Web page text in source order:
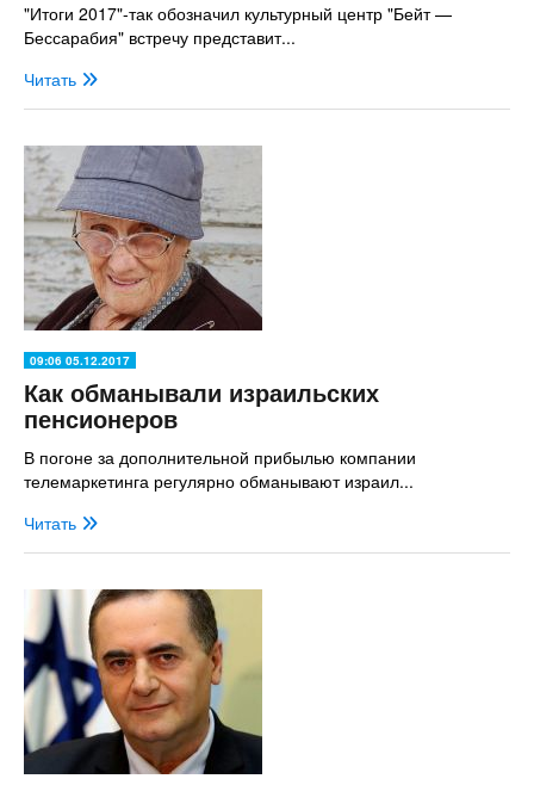
"Итоги 2017"-так обозначил культурный центр "Бейт —
Бессарабия" встречу представит...
Читать
09:06 05.12.2017
Как обманывали израильских
пенсионеров
В погоне за дополнительной прибылью компании
телемаркетинга регулярно обманывают израил...
Читать